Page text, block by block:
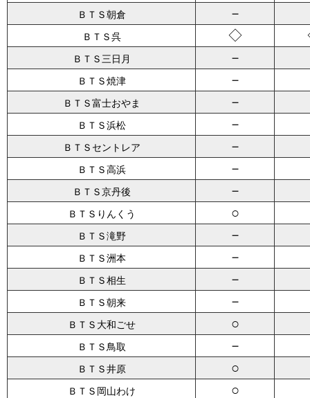
ＢＴＳ朝倉 －
ＢＴＳ呉 ◇
ＢＴＳ三日月 －
ＢＴＳ焼津 －
ＢＴＳ富士おやま －
ＢＴＳ浜松 －
ＢＴＳセントレア －
ＢＴＳ高浜 －
ＢＴＳ京丹後 －
ＢＴＳりんくう ○
ＢＴＳ滝野 －
ＢＴＳ洲本 －
ＢＴＳ相生 －
ＢＴＳ朝来 －
ＢＴＳ大和ごせ ○
ＢＴＳ鳥取 －
ＢＴＳ井原 ○
ＢＴＳ岡山わけ ○